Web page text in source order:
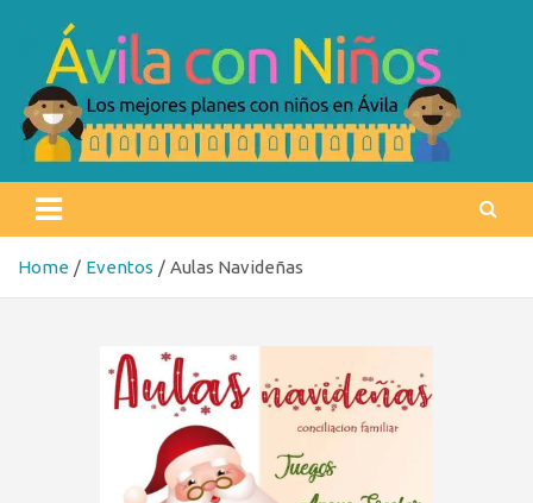
content
Ávila con niños
Home Eventos Aulas Navideñas